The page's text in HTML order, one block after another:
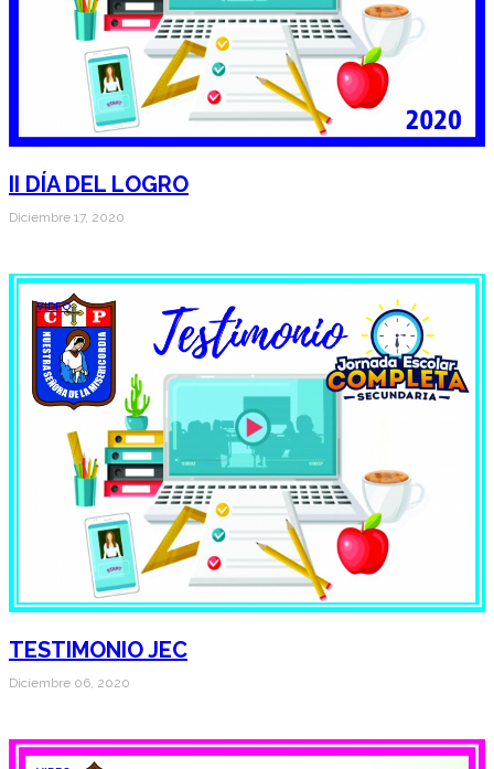
II DÍA DEL LOGRO
Diciembre 17, 2020
VIDEO
TESTIMONIO JEC
Diciembre 06, 2020